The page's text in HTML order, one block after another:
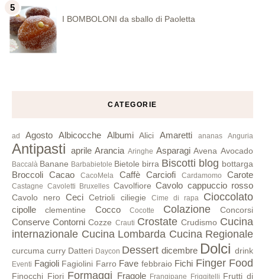
I BOMBOLONI da sballo di Paoletta
CATEGORIE
ad Agosto Albicocche Albumi Alici Amaretti ananas Anguria
Antipasti aprile Arancia Aringhe Asparagi Avena Avocado
Baccalà Banane Barbabietole Bietole birra Biscotti blog bottarga
Broccoli Cacao CacoMela Caffè Carciofi Cardamomo Carote
Castagne Cavoletti Bruxelles Cavolfiore Cavolo cappuccio rosso
Cavolo nero Ceci Cetrioli ciliegie Cime di rapa Cioccolato
cipolle clementine Cocco Cocotte Colazione Concorsi
Conserve Contorni Cozze Crauti Crostate Crudismo Cucina
internazionale Cucina Lombarda Cucina Regionale
curcuma curry Datteri Daycon Dessert dicembre Dolci drink
Eventi Fagioli Fagiolini Farro Fave febbraio Fichi Finger Food
Finocchi Fiori Formaggi Fragole Frangipane Friggitelli Frutti di